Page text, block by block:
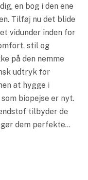
en bog i den ene
Tilføj nu det blide
vidunder inden for
stil og
på den nemme
udtryk for
at hygge i
biopejse er nyt.
tilbyder de
dem perfekte…